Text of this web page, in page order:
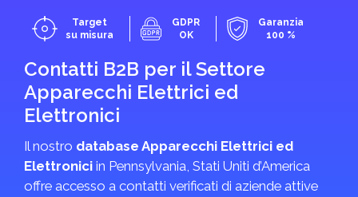
Target
su misura
GDPR
OK
Garanzia
100 %
Contatti B2B per il Settore
Apparecchi Elettrici ed
Elettronici
Il nostro database Apparecchi Elettrici ed
Elettronici in Pennsylvania, Stati Uniti d’America
offre accesso a contatti verificati di aziende attive